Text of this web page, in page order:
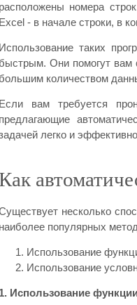
расположены номера
Excel - в начале строки, в
Использование таких
быстрым. Они помогут вам
большим количеством
Если вам требуется
предлагающие
легко и
Как
несколько
наиболее популярных
Использование
Использование
1. Использование